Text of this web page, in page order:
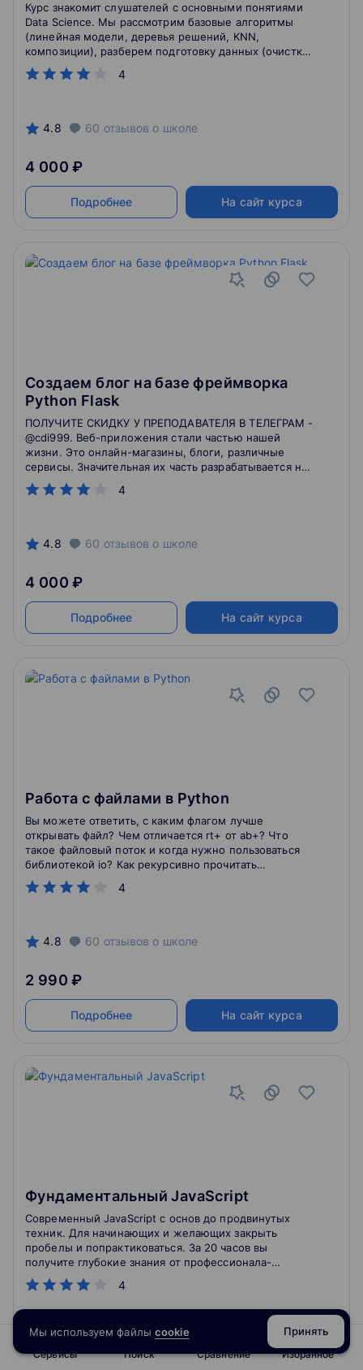
4
Курс знакомит слушателей с основными понятиями
Data Science. Мы рассмотрим базовые алгоритмы
(линейная модели, деревья решений, KNN,
композиции), разберем подготовку данных (очистка,
генерация новых признаков и их отбор). Полученных
знаний будет достаточно для решения широкого
4.8 60 отзывов о школе
4 000 ₽
Подробнее На сайт курса
Создаем блог на базе фреймворка
Python Flask
4
ПОЛУЧИТЕ СКИДКУ У ПРЕПОДАВАТЕЛЯ В ТЕЛЕГРАМ -
@cdi999. Веб-приложения стали частью нашей
жизни. Это онлайн-магазины, блоги, различные
сервисы. Значительная их часть разрабатывается на
базе языка программирования Python и фреймворка
Flask. Данные технологии очень востребованы в
Flask будет только расти. А значит самое время их
освоить и создать полноценное приложение,
4.8 60 отзывов о школе
4 000 ₽
Подробнее На сайт курса
Работа с файлами в Python
4
Вы можете ответить, с каким флагом лучше
открывать файл? Чем отличается rt+ от ab+? Что
такое файловый поток и когда нужно пользоваться
библиотекой io? Как рекурсивно прочитать
содержимое всех файлов в дереве папок? Как
правильно работать с файловой системой? Почему
вопросов и покажем вам, как правильно
использовать новые знания.
4.8 60 отзывов о школе
2 990 ₽
Подробнее На сайт курса
Фундаментальный JavaScript
4
Современный JavaScript с основ до продвинутых
техник. Для начинающих и желающих закрыть
пробелы и попрактиковаться. За 20 часов вы
получите глубокие знания от профессионала-
практика. Вы изучите современный синтаксис,
основы языка, работу с браузером, ООП и
реальную практику с автопроверкой и создание
нескольких проектов. Инвестируйте в свое будущее
4.8 60отзывово школе
Сервисы Поиск Сравнение Избранное
Мы используем файлы cookie Принять